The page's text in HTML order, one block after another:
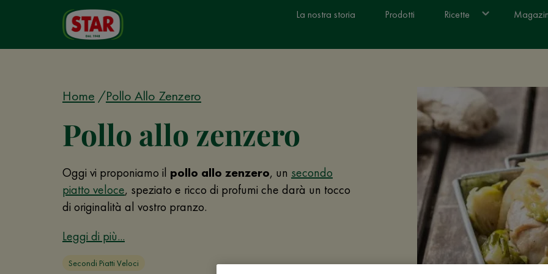
La nostra storia Prodotti Ricette
Home Pollo Allo Zenzero
Pollo allo zenzero
Oggi vi proponiamo il pollo allo zenzero, un secondo
piatto veloce, speziato e ricco di profumi che darà un tocco
di originalità al vostro pranzo.
Leggi di più...
Secondi Piatti Veloci